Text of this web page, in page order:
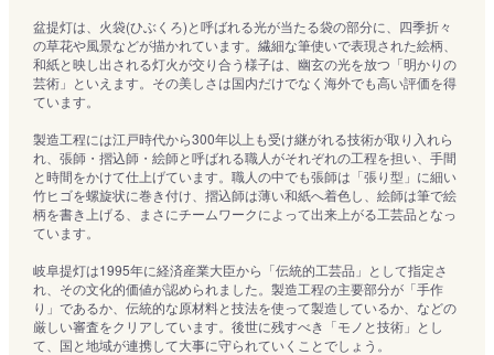
盆提灯は、火袋(ひぶくろ)と呼ばれる光が当たる袋の部分に、四季折々
の草花や風景などが描かれています。繊細な筆使いで表現された絵柄、
和紙と映し出される灯火が交り合う様子は、幽玄の光を放つ「明かりの
芸術」といえます。その美しさは国内だけでなく海外でも高い評価を得
ています。
製造工程には江戸時代から300年以上も受け継がれる技術が取り入れら
れ、張師・摺込師・絵師と呼ばれる職人がそれぞれの工程を担い、手間
と時間をかけて仕上げています。職人の中でも張師は「張り型」に細い
竹ヒゴを螺旋状に巻き付け、摺込師は薄い和紙へ着色し、絵師は筆で絵
柄を書き上げる、まさにチームワークによって出来上がる工芸品となっ
ています。
岐阜提灯は1995年に経済産業大臣から「伝統的工芸品」として指定さ
れ、その文化的価値が認められました。製造工程の主要部分が「手作
り」であるか、伝統的な原材料と技法を使って製造しているか、などの
厳しい審査をクリアしています。後世に残すべき「モノと技術」とし
て、国と地域が連携して大事に守られていくことでしょう。